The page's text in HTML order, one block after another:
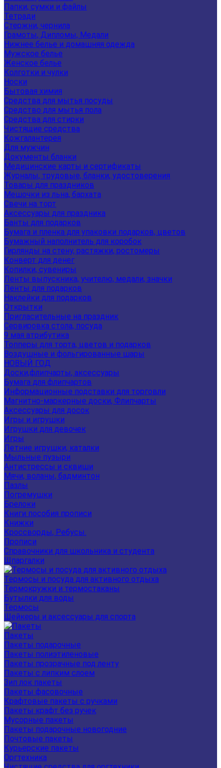
Папки, сумки и файлы
Тетради
Стержни, чернила
Грамоты, Дипломы, Медали
Нижнее белье и домашняя одежда
Мужское белье
Женское белье
Колготки и чулки
Носки
Бытовая химия
Средства для мытья посуды
Средство для мытья пола
Средства для стирки
Чистящие средства
Кожгалантерея
Для мужчин
Документы бланки
Медицинские карты и сертификаты
Журналы, трудовые, бланки, удостоверения
Товары для праздников
Мешочки из льна, бархата
Свечи на торт
Аксессуары для праздника
Банты для подарков
Бумага и пленка для упаковки подарков, цветов
Бумажный наполнитель для коробок
Гирлянды на стену, растяжки, ростомеры
Конверт для денег
Копилки, сувениры
Ленты выпускника, учителю, медали, значки
Ленты для подарков
Наклейки для подарков
Открытки
Пригласительные на праздник
Сервировка стола, посуда
9 мая атрибутика
Топперы для торта, цветов и подарков
Воздушные и фольгированные шары
НОВЫЙ ГОД
Доски,флипчарты, аксессуары
Бумага для флипчартов
Информационные подставки для торговли
Магнитно-маркерные доски, Флипчарты
Аксессуары для досок
Игры и игрушки
Игрушки для девочек
Игры
Летние игрушки, каталки
Мыльные пузыри
Антистрессы и сквиши
Мячи, воланы, бадминтон
Пазлы
Погремушки
Брелоки
Книги пособия прописи
Книжки
Кроссворды, Ребусы.
Прописи
Справочники для школьника и студента
Шпаргалки
Термосы и посуда для активного отдыха
Термокружки и термостаканы
Бутылки для воды
Термосы
Шейкеры и аксессуары для спорта
Пакеты
Пакеты подарочные
Пакеты полиэтиленовые
Пакеты прозрачные под ленту
Пакеты с липким слоем
Зип лок пакеты
Пакеты фасовочные
Крафтовые пакеты с ручками
Пакеты крафт без ручек
Мусорные пакеты
Пакеты подарочные новогодние
Почтовые пакеты
Курьерские пакеты
Оргтехника